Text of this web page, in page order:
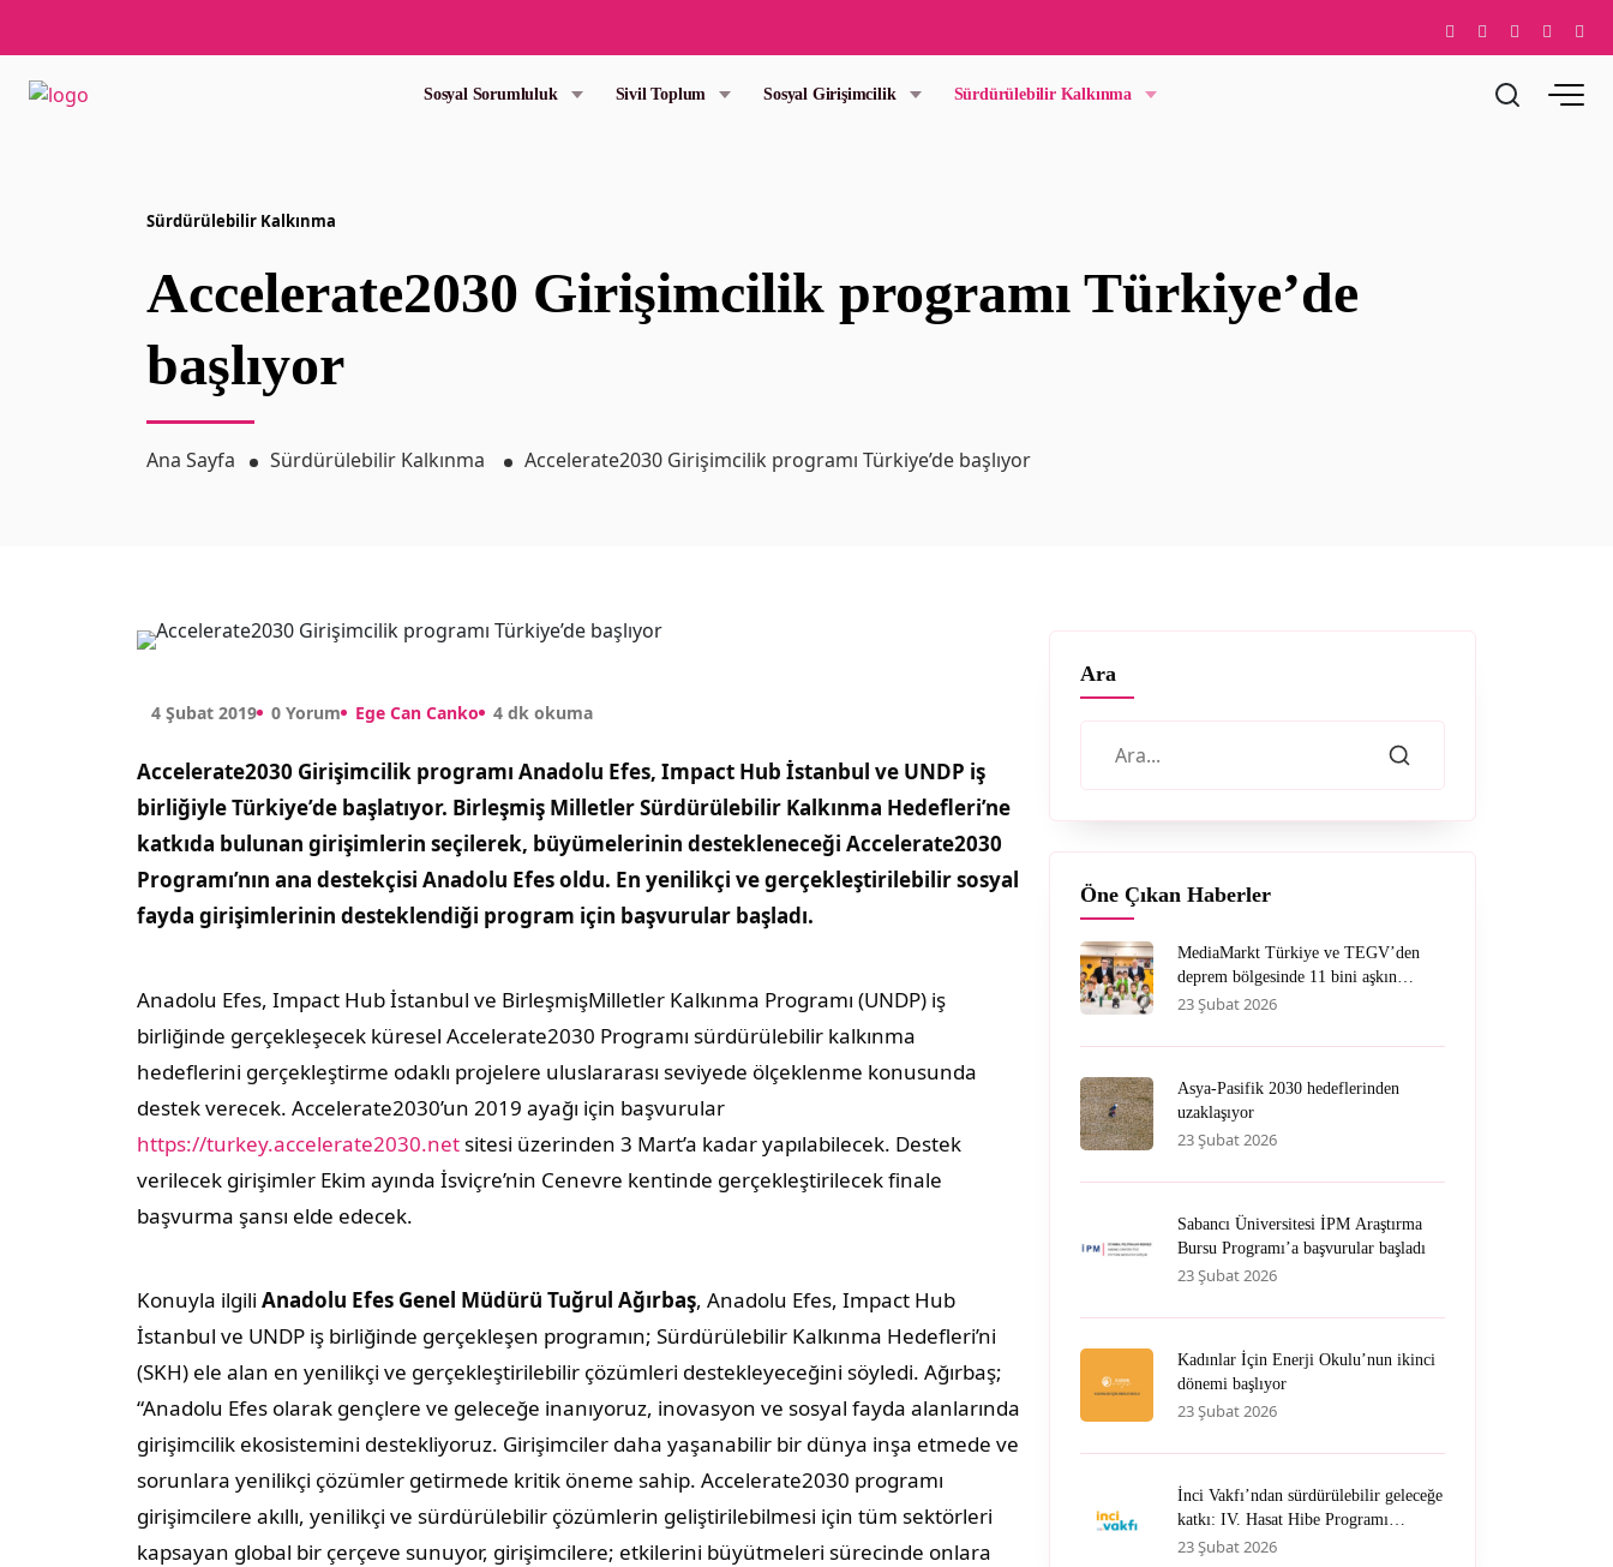
Sosyal Sorumluluk Sivil Toplum Sosyal Girişimcilik Sürdürülebilir Kalkınma
Sürdürülebilir Kalkınma
Accelerate2030 Girişimcilik programı Türkiye’de
başlıyor
Ana Sayfa Sürdürülebilir Kalkınma Accelerate2030 Girişimcilik programı Türkiye’de başlıyor
4 Şubat 2019 0 Yorum Ege Can Canko 4 dk okuma
Accelerate2030 Girişimcilik programı Anadolu Efes, Impact Hub İstanbul ve UNDP iş
birliğiyle Türkiye’de başlatıyor. Birleşmiş Milletler Sürdürülebilir Kalkınma Hedefleri’ne
katkıda bulunan girişimlerin seçilerek, büyümelerinin destekleneceği Accelerate2030
Programı’nın ana destekçisi Anadolu Efes oldu. En yenilikçi ve gerçekleştirilebilir sosyal
fayda girişimlerinin desteklendiği program için başvurular başladı.
Anadolu Efes, Impact Hub İstanbul ve BirleşmişMilletler Kalkınma Programı (UNDP) iş
birliğinde gerçekleşecek küresel Accelerate2030 Programı sürdürülebilir kalkınma
hedeflerini gerçekleştirme odaklı projelere uluslararası seviyede ölçeklenme konusunda
destek verecek. Accelerate2030’un 2019 ayağı için başvurular
https://turkey.accelerate2030.netsitesi üzerinden 3 Mart’a kadar yapılabilecek. Destek
verilecek girişimler Ekim ayında İsviçre’nin Cenevre kentinde gerçekleştirilecek finale
başvurma şansı elde edecek.
Konuyla ilgili Anadolu Efes Genel Müdürü Tuğrul Ağırbaş, Anadolu Efes, Impact Hub
İstanbul ve UNDP iş birliğinde gerçekleşen programın; Sürdürülebilir Kalkınma Hedefleri’ni
(SKH) ele alan en yenilikçi ve gerçekleştirilebilir çözümleri destekleyeceğini söyledi. Ağırbaş;
“Anadolu Efes olarak gençlere ve geleceğe inanıyoruz, inovasyon ve sosyal fayda alanlarında
girişimcilik ekosistemini destekliyoruz. Girişimciler daha yaşanabilir bir dünya inşa etmede ve
sorunlara yenilikçi çözümler getirmede kritik öneme sahip. Accelerate2030 programı
girişimcilere akıllı, yenilikçi ve sürdürülebilir çözümlerin geliştirilebilmesi için tüm sektörleri
kapsayan global bir çerçeve sunuyor, girişimcilere; etkilerini büyütmeleri sürecinde onlara
Ara
Öne Çıkan Haberler
MediaMarkt Türkiye ve TEGV’den
deprem bölgesinde 11 bini aşkın
çocuğa nitelikli eğitim desteği
23 Şubat 2026
Asya-Pasifik 2030 hedeflerinden
uzaklaşıyor
23 Şubat 2026
Sabancı Üniversitesi İPM Araştırma
Bursu Programı’a başvurular başladı
23 Şubat 2026
Kadınlar İçin Enerji Okulu’nun ikinci
dönemi başlıyor
23 Şubat 2026
İnci Vakfı’ndan sürdürülebilir geleceğe
katkı: IV. Hasat Hibe Programı
başvuruları başladı
23 Şubat 2026